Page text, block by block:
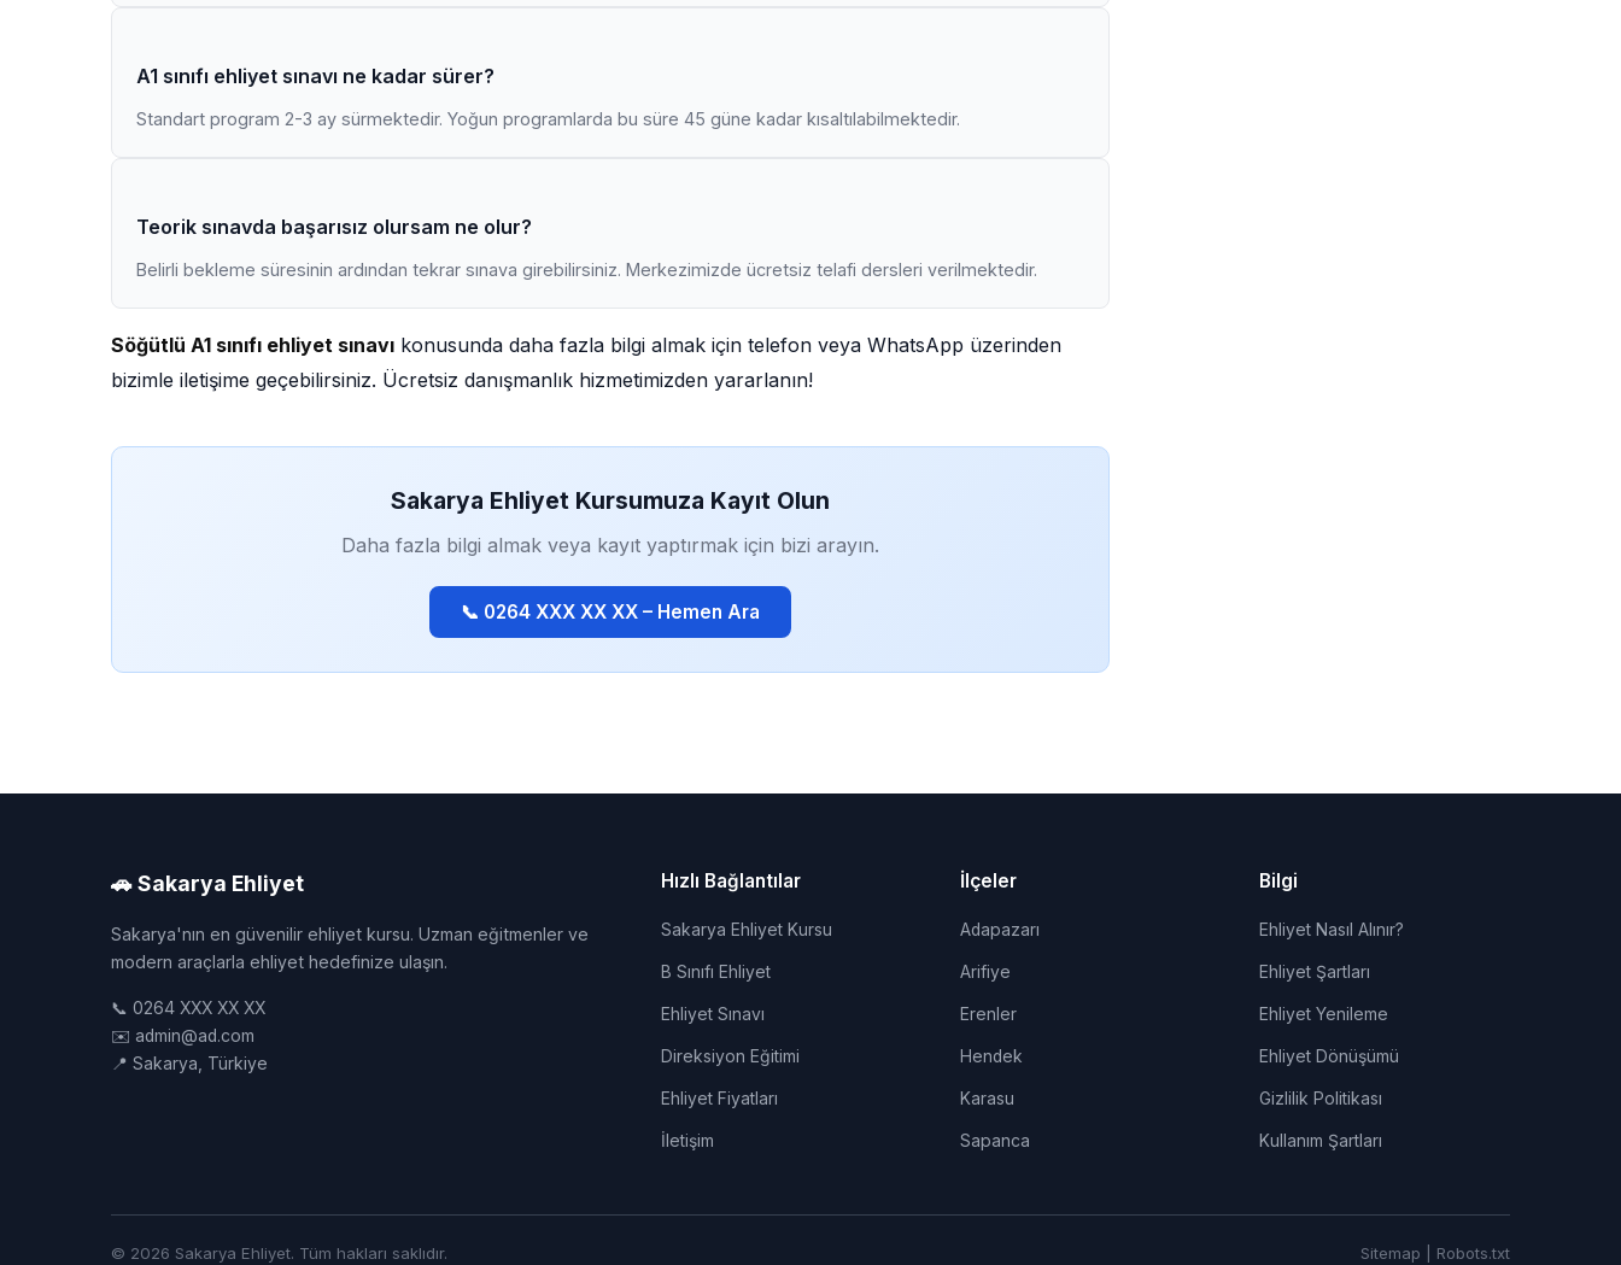
A1 sınıfı ehliyet sınavı ne kadar sürer?
Standart program 2-3 ay sürmektedir. Yoğun programlarda bu süre 45 güne kadar kısaltılabilmektedir.
Teorik sınavda başarısız olursam ne olur?
Belirli bekleme süresinin ardından tekrar sınava girebilirsiniz. Merkezimizde ücretsiz telafi dersleri verilmektedir.
Söğütlü A1 sınıfı ehliyet sınavı konusunda daha fazla bilgi almak için telefon veya WhatsApp üzerinden
bizimle iletişime geçebilirsiniz. Ücretsiz danışmanlık hizmetimizden yararlanın!
Sakarya Ehliyet Kursumuza Kayıt Olun
Daha fazla bilgi almak veya kayıt yaptırmak için bizi arayın.
📞 0264 XXX XX XX – Hemen Ara
🚗 Sakarya Ehliyet
Sakarya'nın en güvenilir ehliyet kursu. Uzman eğitmenler ve
modern araçlarla ehliyet hedefinize ulaşın.
📞 0264 XXX XX XX
✉️ admin@ad.com
📍 Sakarya, Türkiye
Hızlı Bağlantılar
Sakarya Ehliyet Kursu
B Sınıfı Ehliyet
Ehliyet Sınavı
Direksiyon Eğitimi
Ehliyet Fiyatları
İletişim
İlçeler
Adapazarı
Arifiye
Erenler
Hendek
Karasu
Sapanca
Bilgi
Ehliyet Nasıl Alınır?
Ehliyet Şartları
Ehliyet Yenileme
Ehliyet Dönüşümü
Gizlilik Politikası
Kullanım Şartları
© 2026 Sakarya Ehliyet. Tüm hakları saklıdır. Sitemap Robots.txt